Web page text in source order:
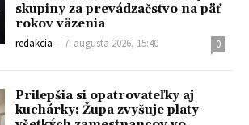
skupiny za prevádzačstvo na päť
rokov väzenia
redakcia - 7. augusta 2026, 15:40 0
Prilepšia si opatrovateľky aj
kuchárky: Župa zvyšuje platy